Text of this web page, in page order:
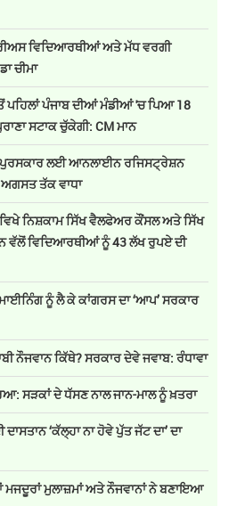
ਵਿਦਿਆਰਥੀਆਂ ਅਤੇ ਮੱਧ ਵਰਗੀ
ਚੀਮਾ
ਪਹਿਲਾਂ ਪੰਜਾਬ ਦੀਆਂ ਮੰਡੀਆਂ 'ਚ ਪਿਆ 18
ਸਟਾਕ ਚੁੱਕੇਗੀ: CM ਮਾਨ
ਪੁਰਸਕਾਰ ਲਈ ਆਨਲਾਈਨ ਰਜਿਸਟ੍ਰੇਸ਼ਨ
ਅਗਸਤ ਤੱਕ ਵਾਧਾ
ਨਿਸ਼ਕਾਮ ਸਿੱਖ ਵੈਲਫੇਅਰ ਕੌਂਸਲ ਅਤੇ ਸਿੱਖ
ਵੱਲੋਂ ਵਿਦਿਆਰਥੀਆਂ ਨੂੰ 43 ਲੱਖ ਰੁਪਏ ਦੀ
ਨੂੰ ਲੈ ਕੇ ਕਾਂਗਰਸ ਦਾ ‘ਆਪ’ ਸਰਕਾਰ
ਨੌਜਵਾਨ ਕਿੱਥੇ? ਸਰਕਾਰ ਦੇਵੇ ਜਵਾਬ: ਰੰਧਾਵਾ
ਸੜਕਾਂ ਦੇ ਧੱਸਣ ਨਾਲ ਜਾਨ-ਮਾਲ ਨੂੰ ਖ਼ਤਰਾ
‘ਕੱਲ੍ਹਾ ਨਾ ਹੋਵੇ ਪੁੱਤ ਜੱਟ ਦਾ’ ਦਾ
ਮਜਦੂਰਾਂ ਮੁਲਾਜ਼ਮਾਂ ਅਤੇ ਨੌਜਵਾਨਾਂ ਨੇ ਬਣਾਇਆ